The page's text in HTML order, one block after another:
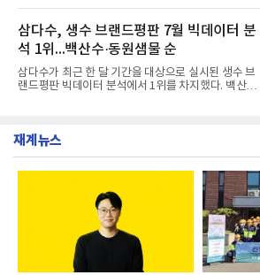
반에 전파하는 역할
인은 장마와 폭염, 여름휴가 등으로 헌혈 참여가 줄어
드는 시기에 안정적 혈액 수급에 기여하고 생명나눔
문화를 확산하기 위해 마련됐다.캠페인은 종근당 천
안공장을 시작으로 ▲효종연구소 ▲종근당바이오 안
산공장 ▲경보제약 아산본사 ▲종근당건강 당진공장
▲종근당 본사 등 전국 6개 사업장에서 릴레이 방식
으로 이어졌다.캠페인 기간에는 임직원의 참여를 독
증을 한국백혈병
삼다수, 생수 브랜드평판 7월 빅데이터 분
석 1위...백산수·동원샘물 순
삼다수가 최근 한 달 기간을 대상으로 실시된 생수 브
랜드평판 빅데이터 분석에서 1위를 차지했다. 백산수
까지 수집된 소비자 빅데이터 3,702,555건을 분석한
터는 지난 4월(3,435,836건) 대비 7.76% 증가한 수
치다.연구소에 따르면 7월 생수 브랜드평판 순위는 삼
다수, 백산수, 동원샘물, 스파클, 아이시스, 에비앙,
몽베스트, 크리스탈, 풀무원샘물, 평창수, 지리산수,
재계뉴스